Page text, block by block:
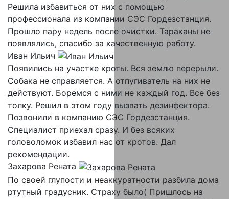
Решила избавиться от них с помощью
профессионала из компании СЭС Гордезстанция.
Прошло пару недель после очистки. Тараканы не
появлялись, спасибо за качественную работу.
Иван Ильич
Появились на участке кроты. Вся землю перерыли.
Собака не справляется. А отпугиватель на них не
действуют. Боремся с ними не каждый год. Все без
толку. Решил в этом году вызвать дезинфектора.
Позвонили в компанию СЭС Гордезстанция.
Специалист приехал сразу. И без всяких
головоломок избавил нас от кротов. Дал
рекомендации.
Захарова Рената
По своей глупости и неаккуратности разбила дома
ртутный градусник. Страху было( Пришлось на